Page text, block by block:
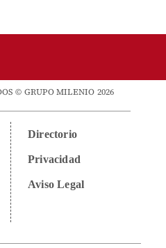
© GRUPO MILENIO 2026
Directorio
Privacidad
Aviso Legal